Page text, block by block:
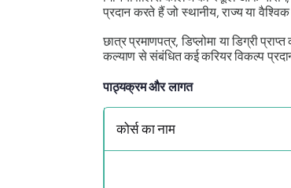
प्रदान करते हैं जो स्थानीय, राज्य या
छात्र प्रमाणपत्र, डिप्लोमा या डिग्री
कल्याण से संबंधित कई करियर विकल्प
पाठ्यक्रम और लागत
कोर्स का नाम